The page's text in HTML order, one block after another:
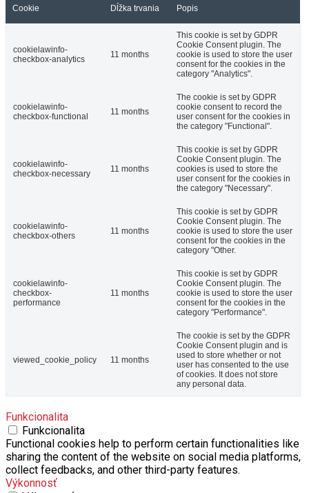
Cookie Dĺžka trvania Popis
cookielawinfo-
checkbox-analytics
11 months
This cookie is set by GDPR
Cookie Consent plugin. The
cookie is used to store the user
consent for the cookies in the
category "Analytics".
cookielawinfo-
checkbox-functional
11 months
The cookie is set by GDPR
cookie consent to record the
user consent for the cookies in
the category "Functional".
cookielawinfo-
checkbox-necessary
11 months
This cookie is set by GDPR
Cookie Consent plugin. The
cookies is used to store the
user consent for the cookies in
the category "Necessary".
cookielawinfo-
checkbox-others
11 months
This cookie is set by GDPR
Cookie Consent plugin. The
cookie is used to store the user
consent for the cookies in the
category "Other.
cookielawinfo-
checkbox-
performance
11 months
This cookie is set by GDPR
Cookie Consent plugin. The
cookie is used to store the user
consent for the cookies in the
category "Performance".
viewed_cookie_policy 11 months
The cookie is set by the GDPR
Cookie Consent plugin and is
used to store whether or not
user has consented to the use
of cookies. It does not store
any personal data.
Funkcionalita
Funkcionalita
Functional cookies help to perform certain functionalities like
sharing the content of the website on social media platforms,
collect feedbacks, and other third-party features.
Výkonnosť